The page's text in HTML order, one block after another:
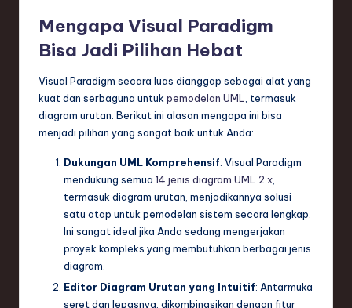
Mengapa Visual Paradigm
Bisa Jadi Pilihan Hebat
Visual Paradigm secara luas dianggap sebagai alat yang
kuat dan serbaguna untuk pemodelan UML
, termasuk
diagram urutan. Berikut ini alasan mengapa ini bisa
menjadi pilihan yang sangat baik untuk Anda:
Dukungan UML Komprehensif: Visual Paradigm
mendukung semua 14 jenis diagram UML 2.x
termasuk diagram urutan, menjadikannya solusi
satu atap untuk pemodelan sistem secara lengkap.
Ini sangat ideal jika Anda sedang mengerjakan
proyek kompleks yang membutuhkan berbagai jenis
diagram.
Editor Diagram Urutan yang Intuitif: Antarmuka
seret dan lepasnya, dikombinasikan dengan fitur